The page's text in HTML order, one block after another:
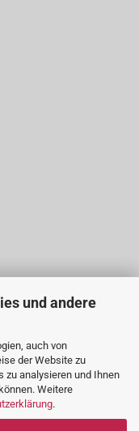
und andere
auch von
der Website zu
zu analysieren und Ihnen
Weitere
.